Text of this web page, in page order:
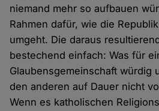
niemand mehr so aufbauen
Rahmen dafür, wie die
umgeht. Die daraus
bestechend einfach: Was für
Glaubensgemeinschaft würdig
den anderen auf Dauer nicht
Wenn es katholischen